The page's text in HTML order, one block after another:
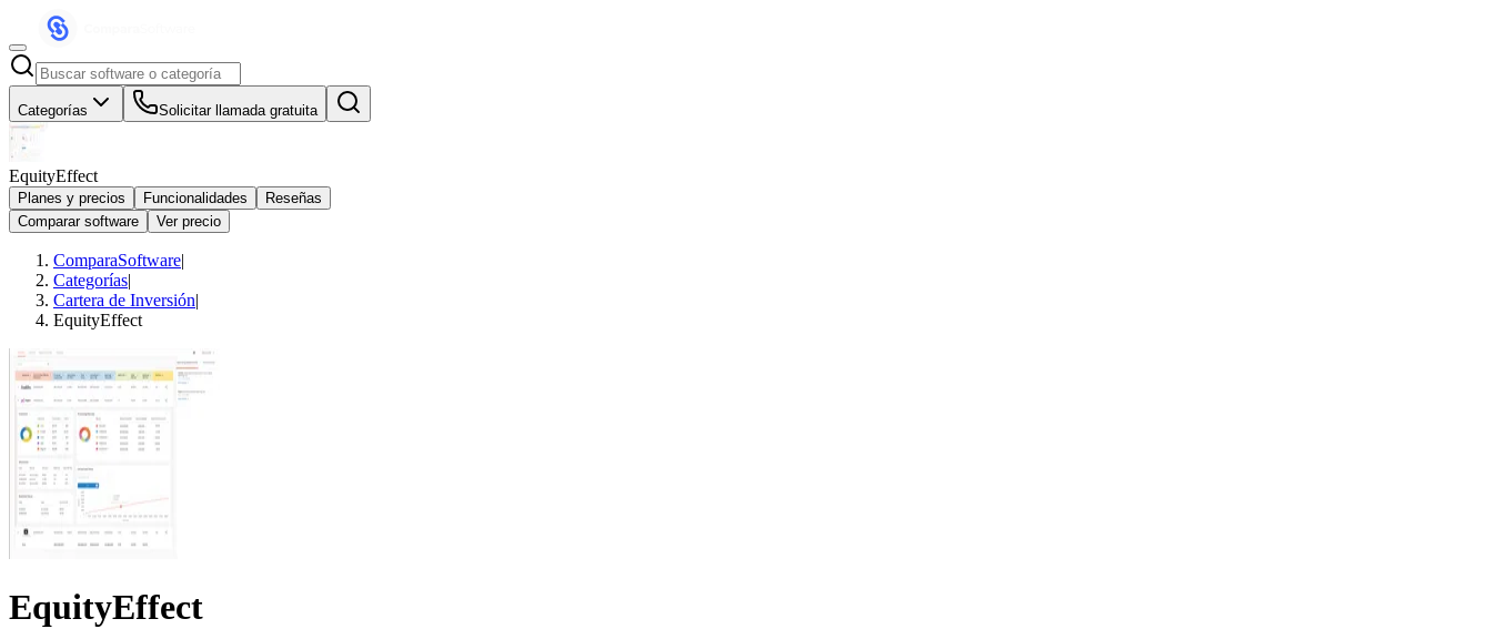
Categorías Solicitar llamada gratuita
EquityEffect
Planes y precios Funcionalidades
Reseñas
Comparar software
Ver precio
ComparaSoftware|
Categorías|
Cartera de Inversión|
EquityEffect
EquityEffect